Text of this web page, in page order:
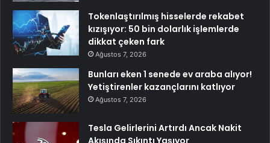
Tokenlaştırılmış hisselerde rekabet
kızışıyor: 50 bin dolarlık işlemlerde
dikkat çeken fark
Ağustos 7, 2026
Bunları eken 1 senede ev araba alıyor!
Yetiştirenler kazançlarını katlıyor
Ağustos 7, 2026
Tesla Gelirlerini Artırdı Ancak Nakit